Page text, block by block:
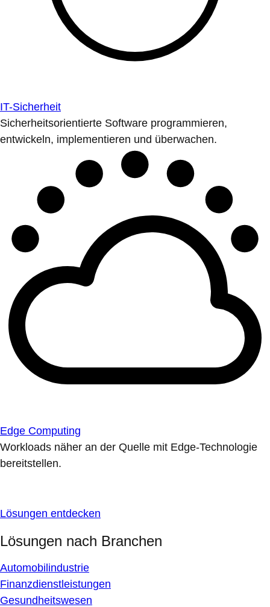
IT-Sicherheit
Sicherheitsorientierte Software programmieren,
entwickeln, implementieren und überwachen.
Edge Computing
Workloads näher an der Quelle mit Edge-Technologie
bereitstellen.
Lösungen entdecken
Lösungen nach Branchen
Automobilindustrie
Finanzdienstleistungen
Gesundheitswesen